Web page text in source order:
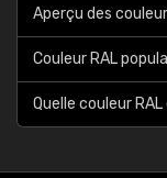
Aperçu des
Couleur RAL
Quelle couleur